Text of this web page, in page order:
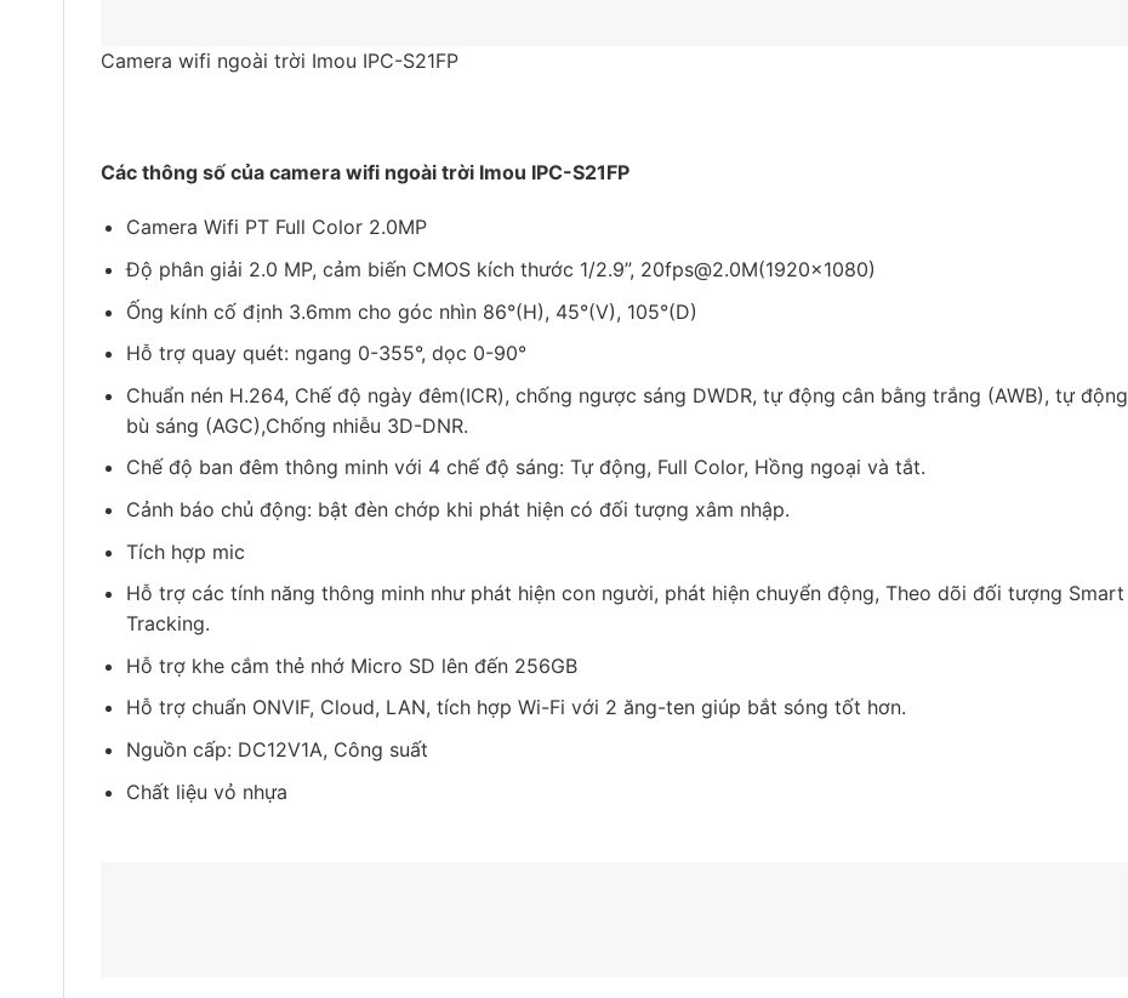
Camera wifi ngoài trời Imou IPC-S21FP
Các thông số của camera wifi ngoài trời Imou IPC-S21FP
Camera Wifi PT Full Color 2.0MP
Độ phân giải 2.0 MP, cảm biến CMOS kích thước 1/2.9”, 20fps@2.0M(1920×1080)
Ống kính cố định 3.6mm cho góc nhìn 86°(H), 45°(V), 105°(D)
Hỗ trợ quay quét: ngang 0-355°, dọc 0-90°
Chuẩn nén H.264, Chế độ ngày đêm(ICR), chống ngược sáng DWDR, tự động cân bằng trắng (AWB), tự động
bù sáng (AGC),Chống nhiễu 3D-DNR.
Chế độ ban đêm thông minh với 4 chế độ sáng: Tự động, Full Color, Hồng ngoại và tắt.
Cảnh báo chủ động: bật đèn chớp khi phát hiện có đối tượng xâm nhập.
Tích hợp mic
Hỗ trợ các tính năng thông minh như phát hiện con người, phát hiện chuyển động, Theo dõi đối tượng Smart
Tracking.
Hỗ trợ khe cắm thẻ nhớ Micro SD lên đến 256GB
Hỗ trợ chuẩn ONVIF, Cloud, LAN, tích hợp Wi-Fi với 2 ăng-ten giúp bắt sóng tốt hơn.
Nguồn cấp: DC12V1A, Công suất
Chất liệu vỏ nhựa